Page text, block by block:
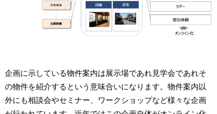
企画に示している物件案内は展示場であれ見学会であれそ
の物件を紹介するという意味合いになります。物件案内以
外にも相談会やセミナー、ワークショップなど様々な企画